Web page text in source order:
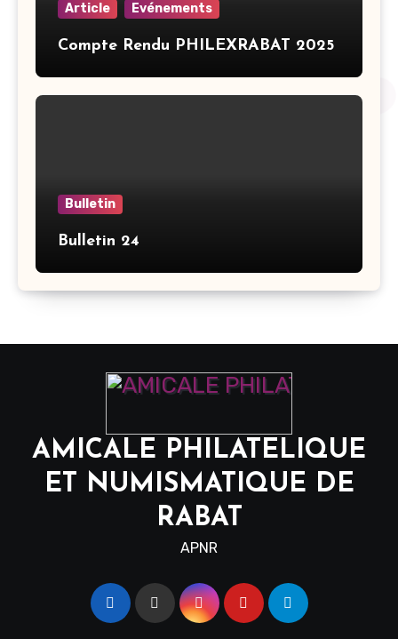
Article Evénements
Compte Rendu PHILEXRABAT 2025
Bulletin
Bulletin 24
AMICALE PHILATELIQUE
ET NUMISMATIQUE DE
RABAT
APNR